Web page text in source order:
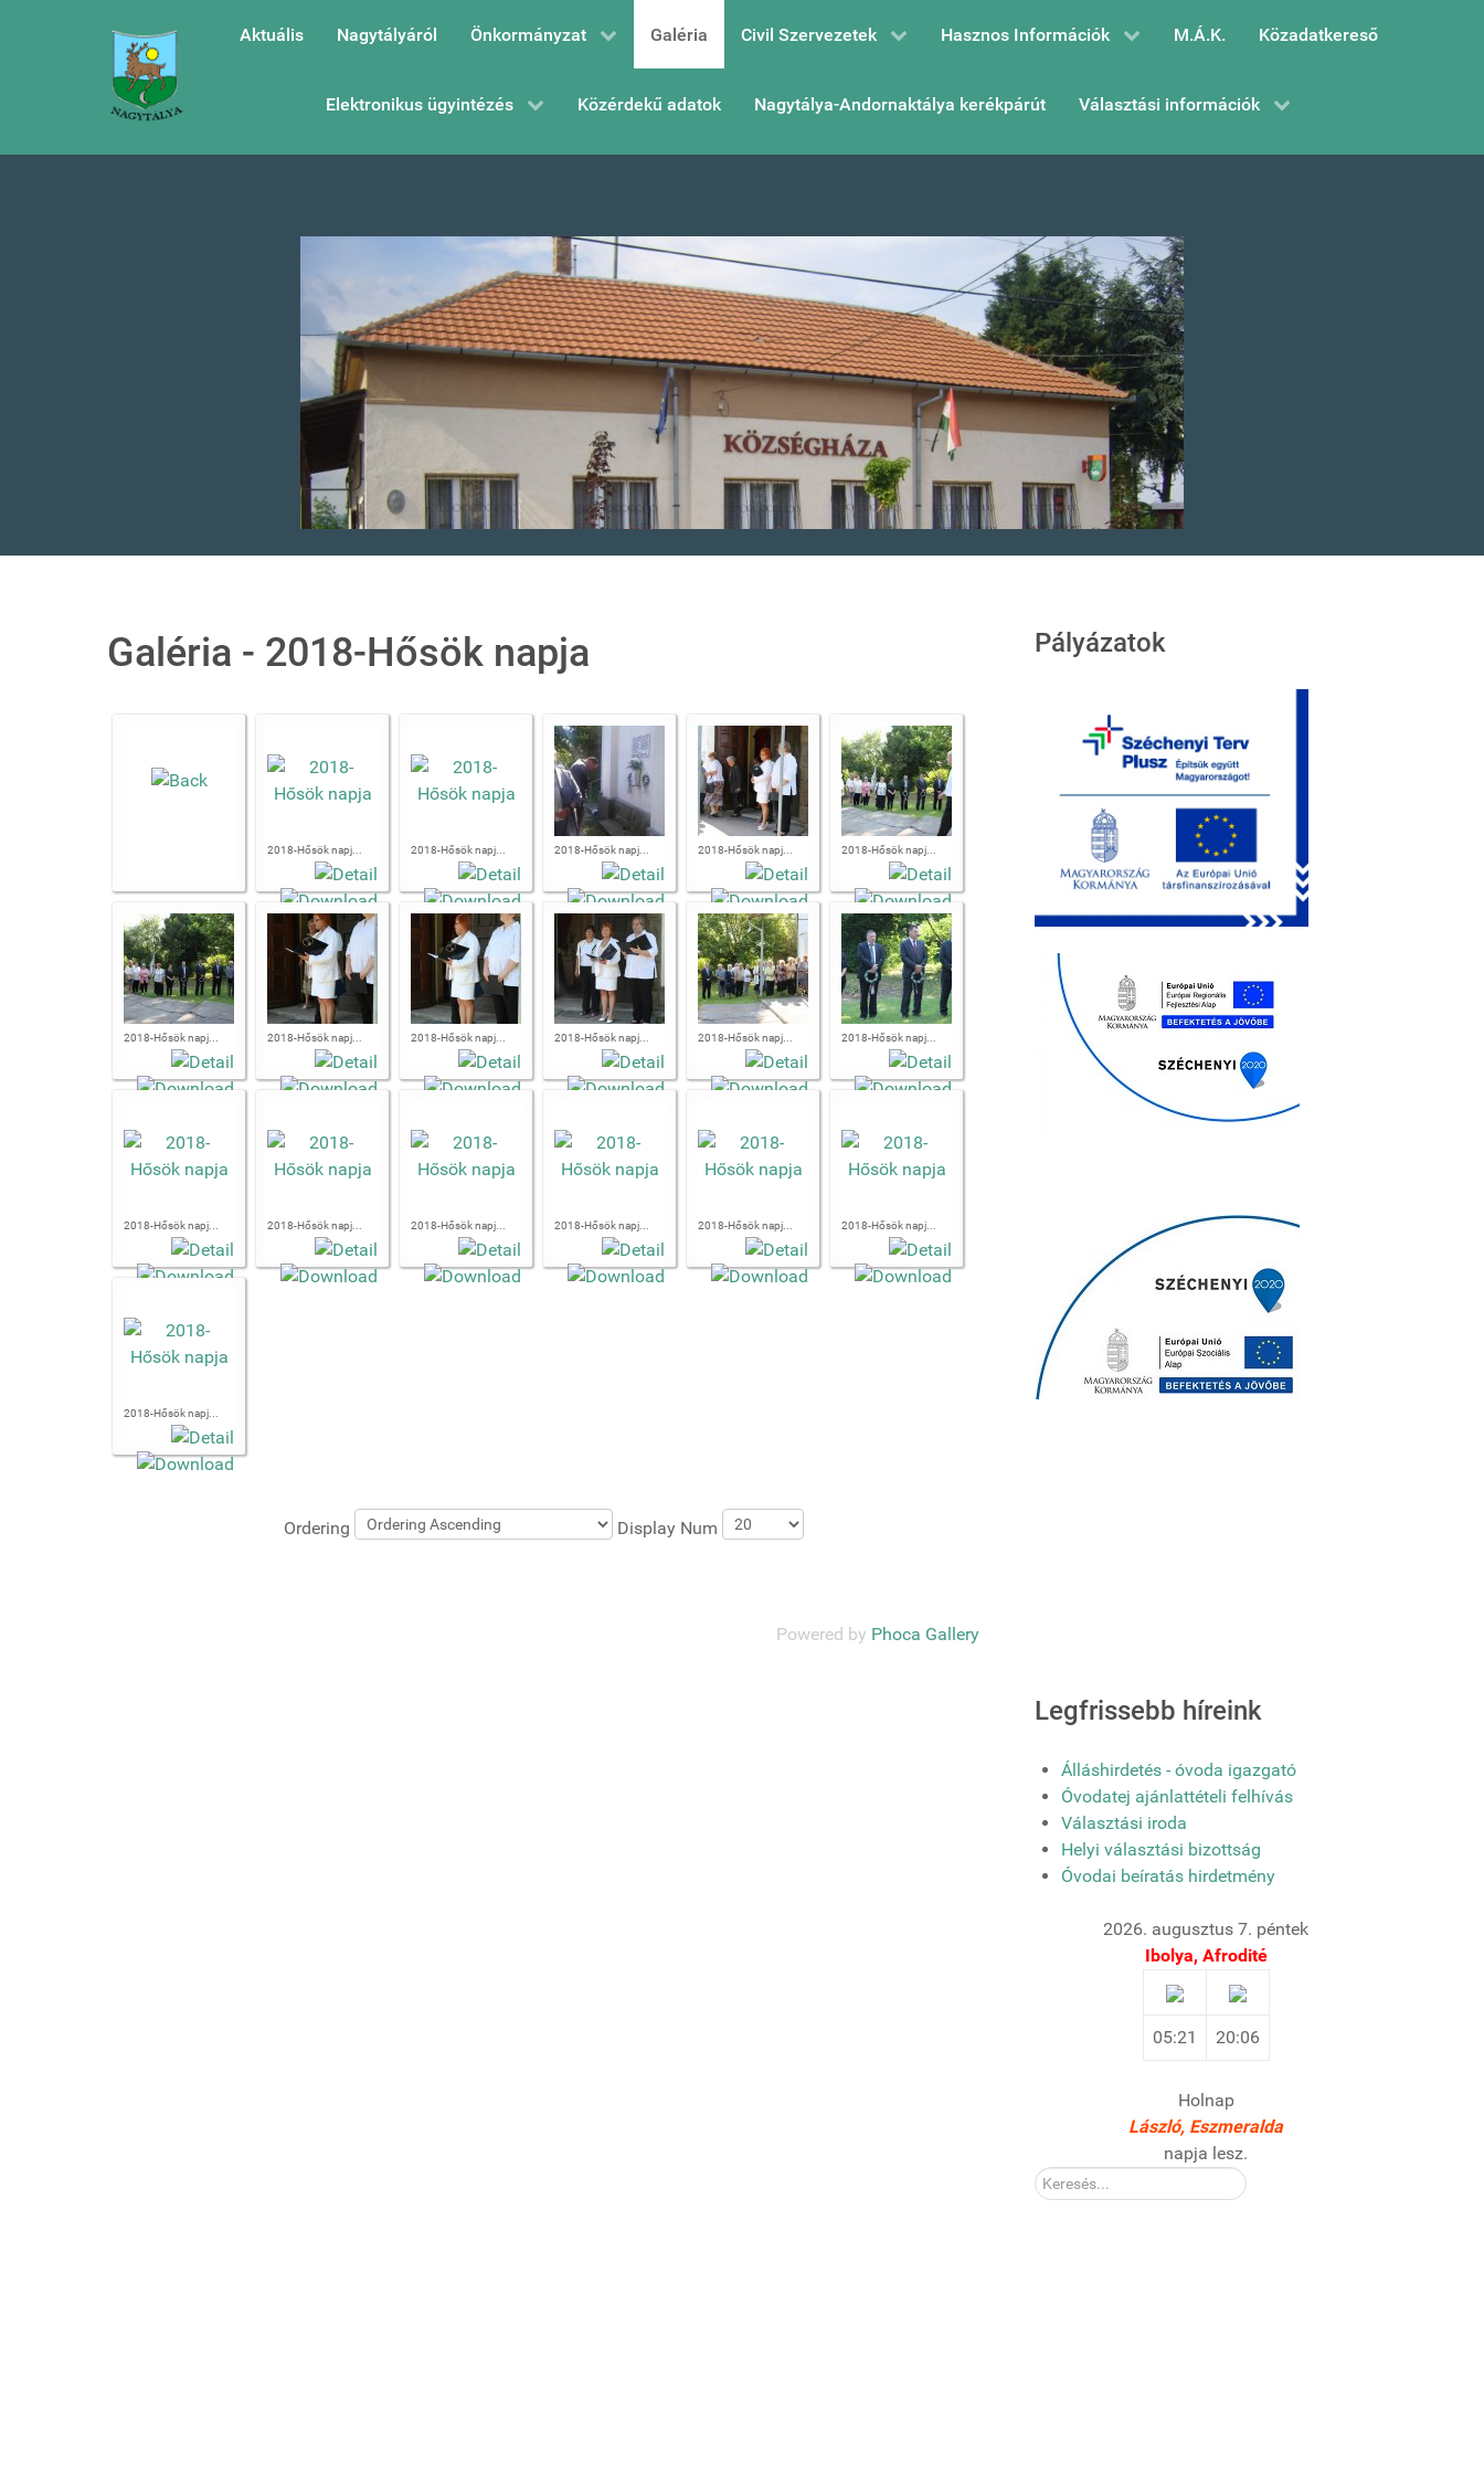
Aktuális Nagytályáról Önkormányzat Galéria Civil Szervezetek Hasznos Információk M.Á.K. Közadatkereső
Elektronikus ügyintézés Közérdekű adatok Nagytálya-Andornaktálya kerékpárút Választási információk
Galéria - 2018-Hősök napja
2018-Hősök napj... 2018-Hősök napj... 2018-Hősök napj... 2018-Hősök napj... 2018-Hősök napj...
2018-Hősök napj... 2018-Hősök napj... 2018-Hősök napj... 2018-Hősök napj... 2018-Hősök napj... 2018-Hősök napj...
2018-Hősök napj... 2018-Hősök napj... 2018-Hősök napj... 2018-Hősök napj... 2018-Hősök napj... 2018-Hősök napj...
2018-Hősök napj...
Ordering Display Num
Powered by Phoca Gallery
Pályázatok
Legfrissebb híreink
Álláshirdetés - óvoda igazgató
Óvodatej ajánlattételi felhívás
Választási iroda
Helyi választási bizottság
Óvodai beíratás hirdetmény
2026. augusztus 7. péntek
Ibolya, Afrodité
05:21 20:06
Holnap
László, Eszmeralda
napja lesz.
Kereső: